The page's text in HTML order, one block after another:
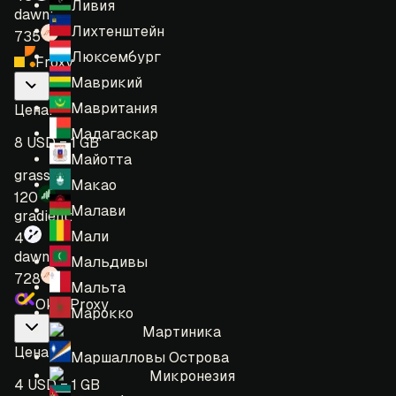
Ливия
Лихтенштейн
Люксембург
Маврикий
Мавритания
Мадагаскар
Майотта
Макао
Малави
Мали
Мальдивы
Мальта
Марокко
Мартиника
Маршалловы Острова
Микронезия
dawn:
735
Froxy
Цена:
8 USD = 1 GB
grass:
120
gradient:
4
dawn:
728
OkeyProxy
Цена:
4 USD = 1 GB